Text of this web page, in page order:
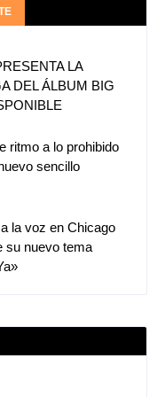
LA
DEL ÁLBUM BIG
ritmo a lo prohibido
sencillo
la voz en Chicago
su nuevo tema